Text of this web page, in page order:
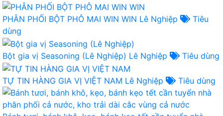
PHÂN PHỐI BỘT PHÔ MAI WIN WIN Lê Nghiệp
Tiêu
dùng
Bột gia vị Seasoning (Lê Nghiệp) Lê Nghiệp Tiêu dùng
TỰ TIN HÀNG GIA VỊ VIỆT NAM Lê Nghiệp Tiêu dùng